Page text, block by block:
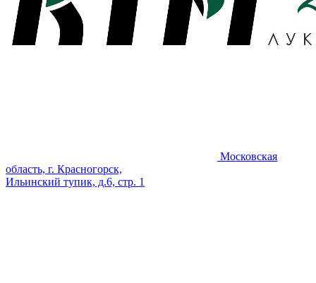
Московская
область, г. Красногорск,
Ильинский тупик, д.6, стр. 1